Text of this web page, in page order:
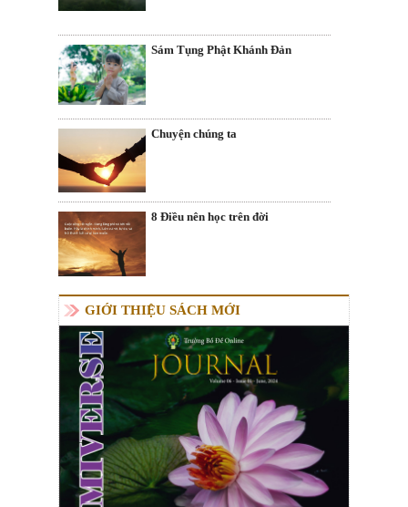
Sám Tụng Phật Khánh Đản
Chuyện chúng ta
8 Điều nên học trên đời
GIỚI THIỆU SÁCH MỚI